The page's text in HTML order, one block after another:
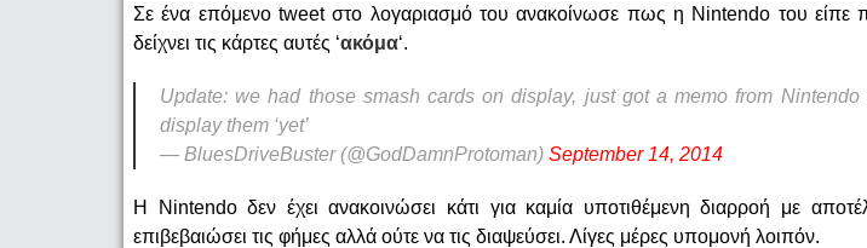
Σε ένα επόμενο tweet στο λογαριασμό του ανακοίνωσε πως η Nintendo του είπε
δείχνει τις κάρτες αυτές ‘ακόμα‘.
Update: we had those smash cards on display, just got a memo from Nintendo
display them ‘yet’
— BluesDriveBuster (@GodDamnProtoman) September 14, 2014
Η Nintendo δεν έχει ανακοινώσει κάτι για καμία υποτιθέμενη διαρροή με
επιβεβαιώσει τις φήμες αλλά ούτε να τις διαψεύσει. Λίγες μέρες υπομονή λοιπόν.